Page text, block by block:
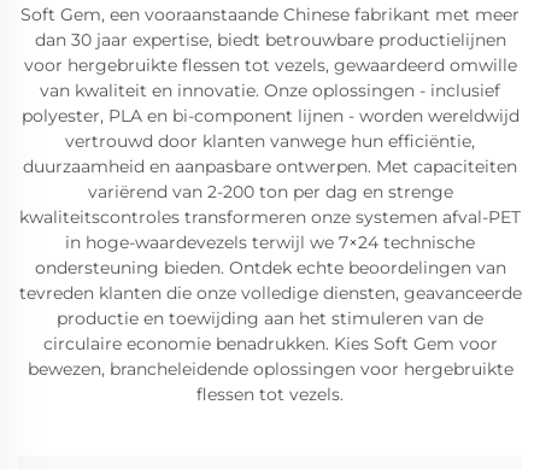
Soft Gem, een vooraanstaande Chinese fabrikant met meer
dan 30 jaar expertise, biedt betrouwbare productielijnen
voor hergebruikte flessen tot vezels, gewaardeerd omwille
van kwaliteit en innovatie. Onze oplossingen - inclusief
polyester, PLA en bi-component lijnen - worden wereldwijd
vertrouwd door klanten vanwege hun efficiëntie,
duurzaamheid en aanpasbare ontwerpen. Met capaciteiten
variërend van 2-200 ton per dag en strenge
kwaliteitscontroles transformeren onze systemen afval-PET
in hoge-waardevezels terwijl we 7×24 technische
ondersteuning bieden. Ontdek echte beoordelingen van
tevreden klanten die onze volledige diensten, geavanceerde
productie en toewijding aan het stimuleren van de
circulaire economie benadrukken. Kies Soft Gem voor
bewezen, brancheleidende oplossingen voor hergebruikte
flessen tot vezels.